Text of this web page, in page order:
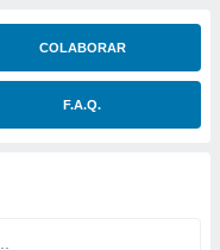
COLABORAR
F.A.Q.